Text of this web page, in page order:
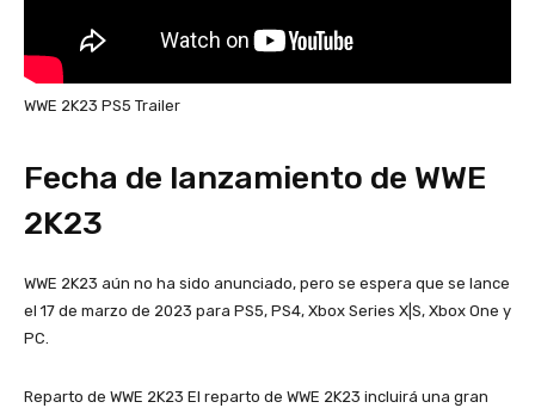
WWE 2K23 PS5 Trailer
Fecha de lanzamiento de WWE
2K23
WWE 2K23 aún no ha sido anunciado, pero se espera que se lance
el 17 de marzo de 2023 para PS5, PS4, Xbox Series X|S, Xbox One y
PC.
Reparto de WWE 2K23 El reparto de WWE 2K23 incluirá una gran